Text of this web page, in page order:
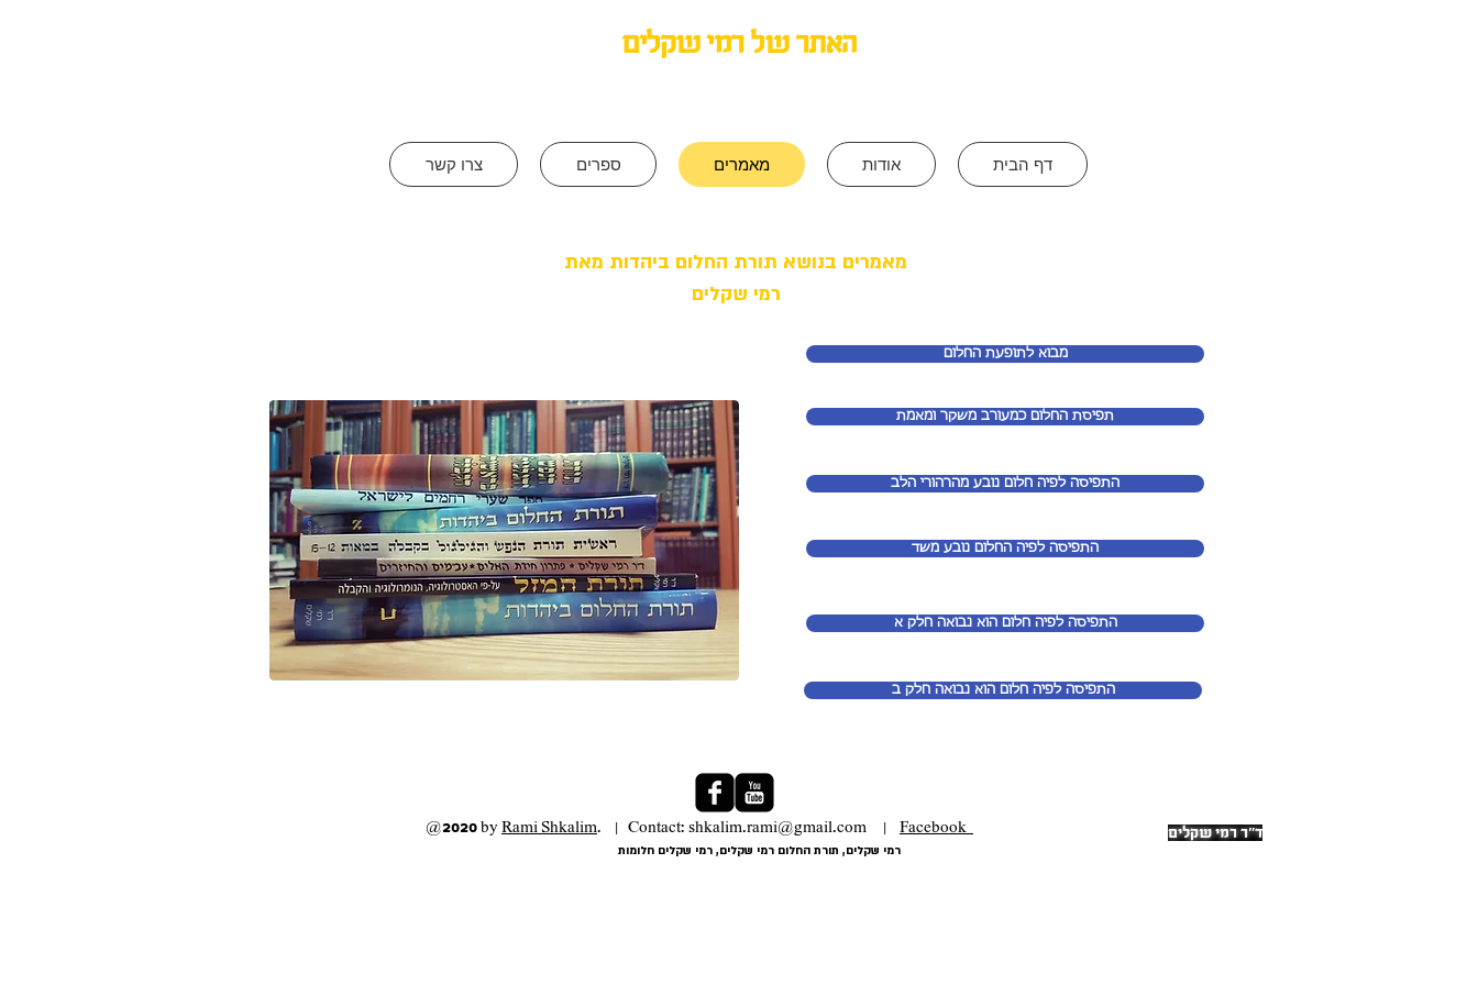
האתר של רמי שקלים
צרו קשר ספרים מאמרים אודות דף הבית
מאמרים בנושא תורת החלום ביהדות מאת
רמי שקלים
מבוא לתופעת החלום
תפיסת החלום כמעורב משקר ומאמת
התפיסה לפיה חלום נובע מהרהורי הלב
התפיסה לפיה החלום נובע משד
התפיסה לפיה חלום הוא נבואה חלק א
התפיסה לפיה חלום הוא נבואה חלק ב
@2020 by Rami Shkalim. | Contact: shkalim.rami@gmail.com | Facebook
רמי שקלים, תורת החלום רמי שקלים, רמי שקלים חלומות
ד"ר רמי שקלים